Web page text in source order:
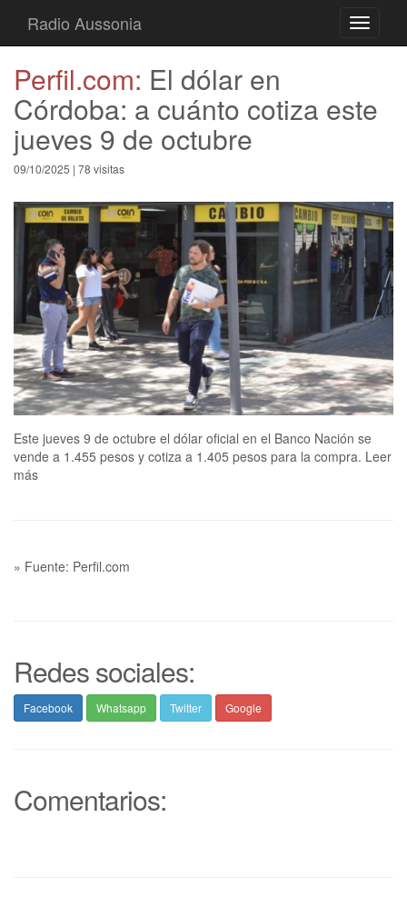
Toggle
Radio Aussonia
Perfil.com: El dólar en
Córdoba: a cuánto cotiza este
jueves 9 de octubre
09/10/2025 | 78 visitas
Este jueves 9 de octubre el dólar oficial en el Banco Nación se
vende a 1.455 pesos y cotiza a 1.405 pesos para la compra. Leer
más
» Fuente: Perfil.com
Redes sociales:
Facebook Whatsapp Twitter Google
Comentarios: